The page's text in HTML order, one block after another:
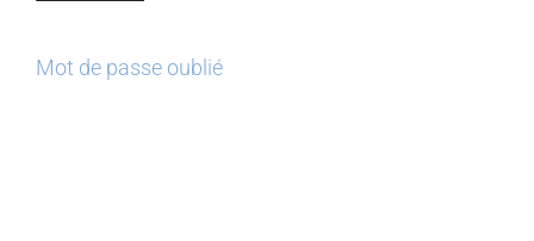
Mot de passe oublié